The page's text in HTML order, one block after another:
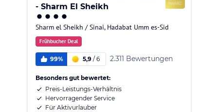
- Sharm El Sheikh
Sharm el Sheikh / Sinai, Hadabat Umm es-Sid
Frühbucher Deal
99% 5,9/ 6 2.311 Bewertungen
Besonders gut bewertet:
Preis-Leistungs-Verhältnis
Hervorragender Service
Für Aktivurlauber